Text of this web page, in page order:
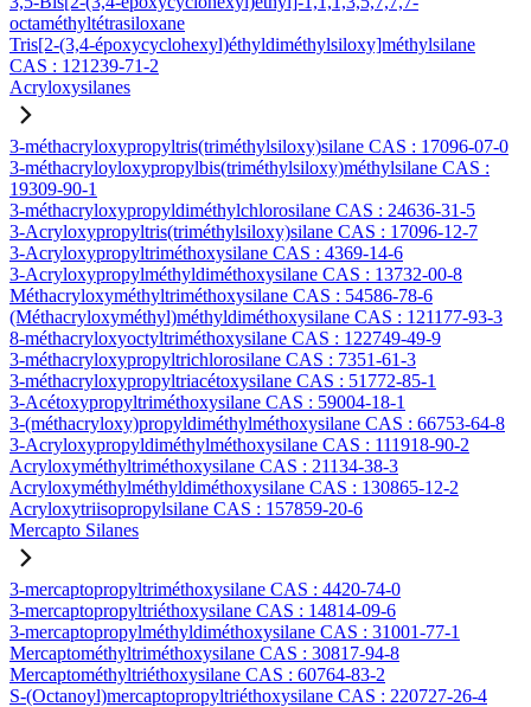
octaméthyltétrasiloxane
Tris[2-(3,4-époxycyclohexyl)éthyldiméthylsiloxy]méthylsilane
CAS : 121239-71-2
Acryloxysilanes
3-méthacryloxypropyltris(triméthylsiloxy)silane CAS : 17096-07-0
3-méthacryloyloxypropylbis(triméthylsiloxy)méthylsilane CAS :
19309-90-1
3-méthacryloxypropyldiméthylchlorosilane CAS : 24636-31-5
3-Acryloxypropyltris(triméthylsiloxy)silane CAS : 17096-12-7
3-Acryloxypropyltriméthoxysilane CAS : 4369-14-6
3-Acryloxypropylméthyldiméthoxysilane CAS : 13732-00-8
Méthacryloxyméthyltriméthoxysilane CAS : 54586-78-6
(Méthacryloxyméthyl)méthyldiméthoxysilane CAS : 121177-93-3
8-méthacryloxyoctyltriméthoxysilane CAS : 122749-49-9
3-méthacryloxypropyltrichlorosilane CAS : 7351-61-3
3-méthacryloxypropyltriacétoxysilane CAS : 51772-85-1
3-Acétoxypropyltriméthoxysilane CAS : 59004-18-1
3-(méthacryloxy)propyldiméthylméthoxysilane CAS : 66753-64-8
3-Acryloxypropyldiméthylméthoxysilane CAS : 111918-90-2
Acryloxyméthyltriméthoxysilane CAS : 21134-38-3
Acryloxyméthylméthyldiméthoxysilane CAS : 130865-12-2
Acryloxytriisopropylsilane CAS : 157859-20-6
Mercapto Silanes
3-mercaptopropyltriméthoxysilane CAS : 4420-74-0
3-mercaptopropyltriéthoxysilane CAS : 14814-09-6
3-mercaptopropylméthyldiméthoxysilane CAS : 31001-77-1
Mercaptométhyltriméthoxysilane CAS : 30817-94-8
Mercaptométhyltriéthoxysilane CAS : 60764-83-2
S-(Octanoyl)mercaptopropyltriéthoxysilane CAS : 220727-26-4